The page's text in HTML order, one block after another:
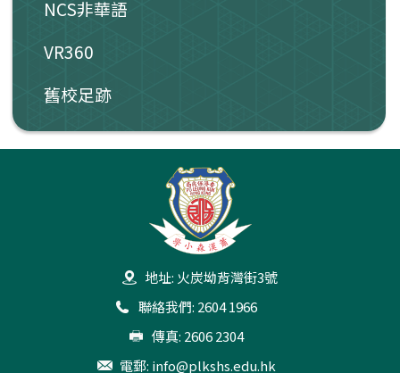
NCS非華語
VR360
舊校足跡
地址: 火炭坳背灣街3號
聯絡我們: 2604 1966
傳真: 2606 2304
電郵: info@plkshs.edu.hk